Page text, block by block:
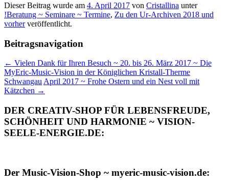
Dieser Beitrag wurde am 4. April 2017 von Cristallina unter
!Beratung ~ Seminare ~ Termine, Zu den Ur-Archiven 2018 und
vorherveröffentlicht.
Beitragsnavigation
← Vielen Dank für Ihren Besuch ~ 20. bis 26. März 2017 ~ Die
MyEric-Music-Vision in der Königlichen Kristall-Therme
Schwangau April 2017 ~ Frohe Ostern und ein Nest voll mit
Kätzchen →
DER CREATIV-SHOP FÜR LEBENSFREUDE,
SCHÖNHEIT UND HARMONIE ~ VISION-
SEELE-ENERGIE.DE:
Der Music-Vision-Shop ~ myeric-music-vision.de: